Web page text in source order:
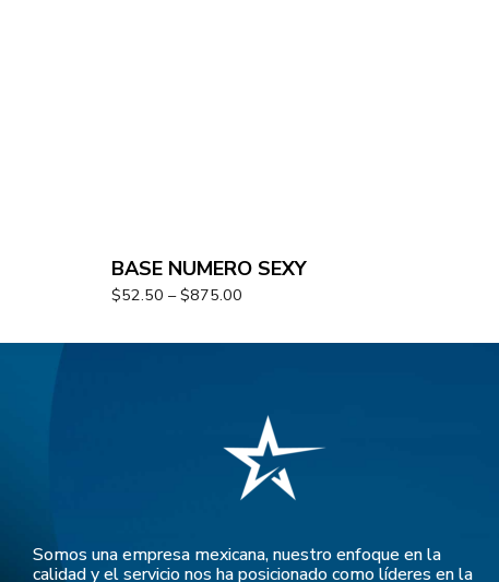
BASE NUMERO SEXY
$52.50 – $875.00
Somos una empresa mexicana, nuestro enfoque en la
calidad y el servicio nos ha posicionado como líderes en la